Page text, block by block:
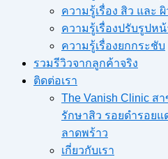
ความรู้เรื่อง สิว และ
ความรู้เรื่องปรับรูปหน้
ความรู้เรื่องยกกระชับ
รวมรีวิวจากลูกค้าจริง
ติดต่อเรา
The Vanish Clinic ส
รักษาสิว รอยดำรอย
ลาดพร้าว
เกี่ยวกับเรา